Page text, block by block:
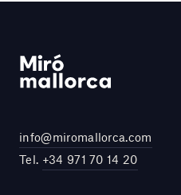
info@miromallorca.com
Tel. +34 971 70 14 20